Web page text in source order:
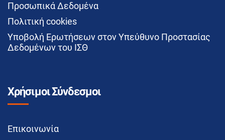
Προσωπικά Δεδομένα
Πολιτική cookies
Υποβολή Ερωτήσεων στον Υπεύθυνο Προστασίας
Δεδομένων του ΙΣΘ
Χρήσιμοι Σύνδεσμοι
Επικοινωνία